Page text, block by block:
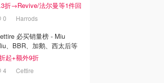
折→Revive/法尔曼等1件回
0 Harrods
必买销量榜 - Miu
、BBR、加鹅、西太后等
总！
起+额外9折
4 Cettire